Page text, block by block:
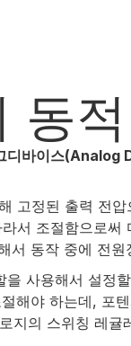
동
디바이스(Analog
고정된 출력 전
서 조절함으로
동작 중에 전
사용해서 설
해야 하는데,
의 스위칭 레귤